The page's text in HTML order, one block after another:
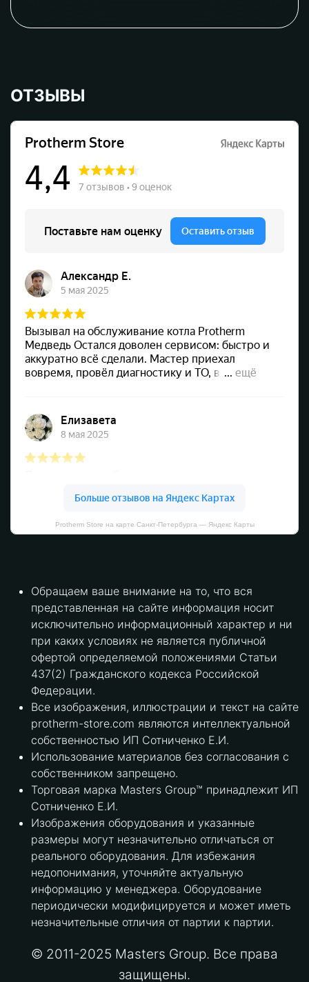
ОТЗЫВЫ
Protherm Store на карте Санкт‑Петербурга — Яндекс Карты
Обращаем ваше внимание на то, что вся
представленная на сайте информация носит
исключительно информационный характер и ни
при каких условиях не является публичной
офертой определяемой положениями Статьи
437(2) Гражданского кодекса Российской
Федерации.
Все изображения, иллюстрации и текст на сайте
protherm-store.com являются интеллектуальной
собственностью ИП Сотниченко Е.И.
Использование материалов без согласования с
собственником запрещено.
Торговая марка Masters Group™ принадлежит ИП
Сотниченко Е.И.
Изображения оборудования и указанные
размеры могут незначительно отличаться от
реального оборудования. Для избежания
недопонимания, уточняйте актуальную
информацию у менеджера. Оборудование
периодически модифицируется и может иметь
незначительные отличия от партии к партии.
© 2011-2025 Masters Group. Все права
защищены.